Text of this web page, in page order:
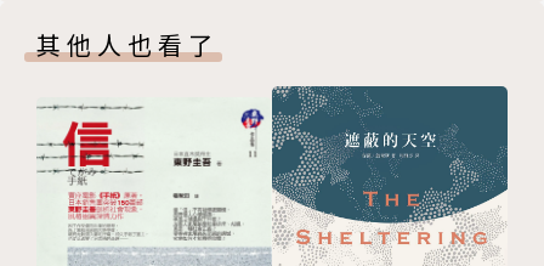
第四章
一
二
四
第五章
其他人也看了